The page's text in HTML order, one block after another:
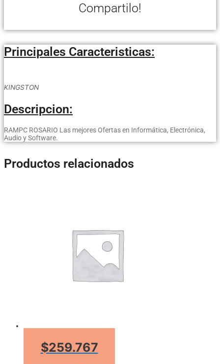
Compartilo!
Principales Caracteristicas:
KINGSTON
Descripcion:
RAMPC ROSARIO Las mejores Ofertas en Informática, Electrónica,
Audio y Software.
Productos relacionados
$259.767